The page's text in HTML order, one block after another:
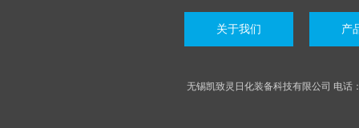
关于我们 产
无锡凯致灵日化装备科技有限公司 电